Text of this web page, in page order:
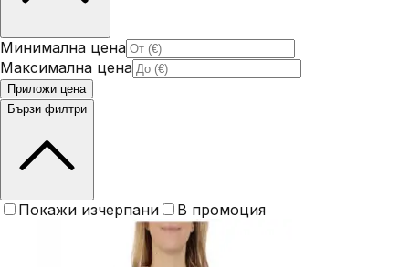
Минимална цена
Максимална цена
Приложи цена
Бързи филтри
Покажи изчерпани В промоция